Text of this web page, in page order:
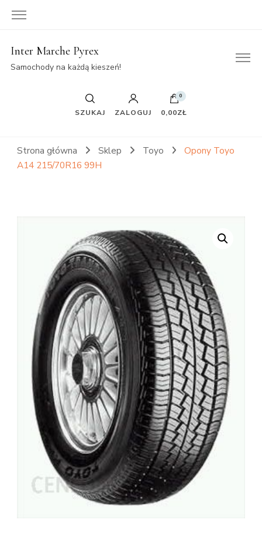
Inter Marche Pyrex
Samochody na każdą kieszeń!
SZUKAJ ZALOGUJ
0
0,00ZŁ
Strona główna Sklep Toyo
Opony Toyo
A14 215/70R16 99H